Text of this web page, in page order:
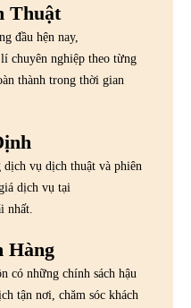
Thuật
đầu hện nay,
chuyên nghiệp theo từng
thành trong thời gian
vụ dịch thuật và phiên
dịch vụ tại
nhất.
Hàng
có những chính sách hậu
tận nơi, chăm sóc khách